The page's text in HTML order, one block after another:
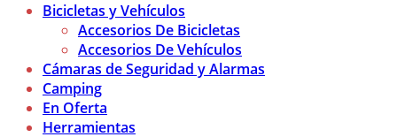
Bicicletas y Vehículos
Accesorios De Bicicletas
Accesorios De Vehículos
Cámaras de Seguridad y Alarmas
Camping
En Oferta
Herramientas